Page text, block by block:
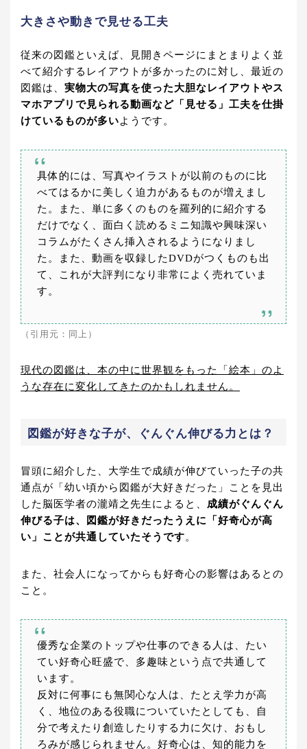
大きさや動きで見せる工夫
従来の図鑑といえば、見開きページにまとまりよく並
べて紹介するレイアウトが多かったのに対し、最近の
図鑑は、 実物大の写真を使った大胆なレイアウトやス
マホアプリで見られる動画など「見せる」工夫を仕掛
けているものが多いようです。
具体的には、写真やイラストが以前のものに比
べてはるかに美しく迫力があるものが増えまし
た。また、単に多くのものを羅列的に紹介する
だけでなく、面白く読めるミニ知識や興味深い
コラムがたくさん挿入されるようになりまし
た。また、動画を収録したDVDがつくものも出
て、これが大評判になり非常によく売れていま
す。
（引用元：同上）
現代の図鑑は、本の中に世界観をもった「絵本」のよ
うな存在に変化してきたのかもしれません。
図鑑が好きな子が、ぐんぐん伸びる力とは？
冒頭に紹介した、大学生で成績が伸びていった子の共
通点が「幼い頃から図鑑が大好きだった」ことを見出
した脳医学者の瀧靖之先生によると、 成績がぐんぐん
伸びる子は、図鑑が好きだったうえに「好奇心が高
い」ことが共通していたそうです。
また、社会人になってからも好奇心の影響はあるとの
こと。
優秀な企業のトップや仕事のできる人は、たい
てい好奇心旺盛で、多趣味という点で共通して
います。
反対に何事にも無関心な人は、たとえ学力が高
く、地位のある役職についていたとしても、自
分で考えたり創造したりする力に欠け、おもし
ろみが感じられません。好奇心は、知的能力を